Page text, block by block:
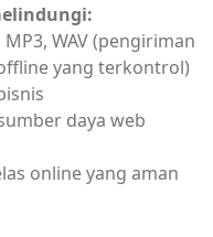
WAV (pengiriman
daya web
online yang aman